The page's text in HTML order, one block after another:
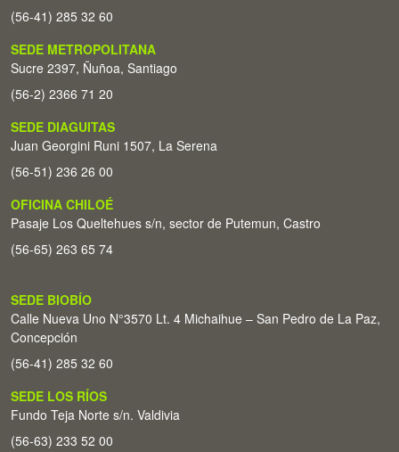
(56-41) 285 32 60
SEDE METROPOLITANA
Sucre 2397, Ñuñoa, Santiago
(56-2) 2366 71 20
SEDE DIAGUITAS
Juan Georgini Runi 1507, La Serena
(56-51) 236 26 00
OFICINA CHILOÉ
Pasaje Los Queltehues s/n, sector de Putemun, Castro
(56-65) 263 65 74
SEDE BIOBÍO
Calle Nueva Uno N°3570 Lt. 4 Michaihue – San Pedro de La Paz,
Concepción
(56-41) 285 32 60
SEDE LOS RÍOS
Fundo Teja Norte s/n. Valdivia
(56-63) 233 52 00